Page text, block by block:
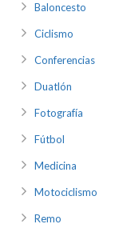
Baloncesto
Ciclismo
Conferencias
Duatlón
Fotografía
Fútbol
Medicina
Motociclismo
Remo